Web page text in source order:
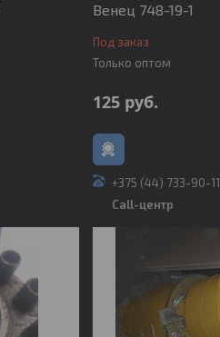
Венец 748-19-1
Под заказ
Только оптом
125 руб.
+375 (44) 733-90-11
Call-центр